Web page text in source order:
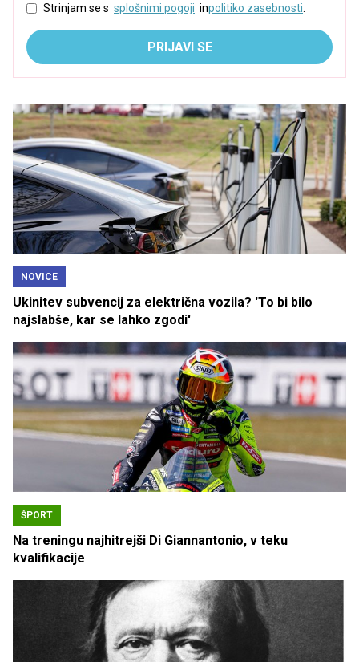
Strinjam se s splošnimi pogoji inpolitiko zasebnosti
PRIJAVI SE
NOVICE
Ukinitev subvencij za električna vozila? 'To bi bilo
najslabše, kar se lahko zgodi'
ŠPORT
Na treningu najhitrejši Di Giannantonio, v teku
kvalifikacije